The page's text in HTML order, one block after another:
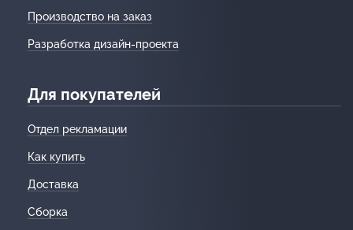
Производство на заказ
Разработка дизайн-проекта
Для покупателей
Отдел рекламации
Как купить
Доставка
Сборка